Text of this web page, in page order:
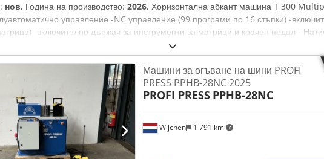
нов, Година на производство: 2026, Хоризонтална абкант машина T 300
управление -NC управление (99 програми по 16 стъпки) -
-включително държач за инструменти за матрици и крачен педал -
Aa Iock - Ходът се настройва безстепенно от 0 до 250 мм - Работната
Работен ход макс. 10 мм/сек. Връщане 20 мм/сек. - Хидравличното налягане
височина на инструмента 250 мм - Мощност на мотора 3,0 kW - 400 V 50 Hz
мм - Затворена маса - Сменяема износваща плоча - Тегло 950 кг - Цвят
за огъване: Плосък материал 200x20 мм Кръгла тръба 3/8" - 2"
Wijchen 1 791 km
Машини за огъване на шини PROFI
PRESS PPHB-28NC 2025
PROFI PRESS PPHB-28NC